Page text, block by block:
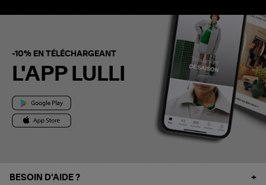
-10% EN TÉLÉCHARGEANT
L'APP LULLI
BESOIN D'AIDE ?